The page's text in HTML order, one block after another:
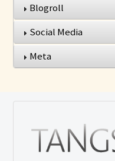
Blogroll
Social Media
Meta